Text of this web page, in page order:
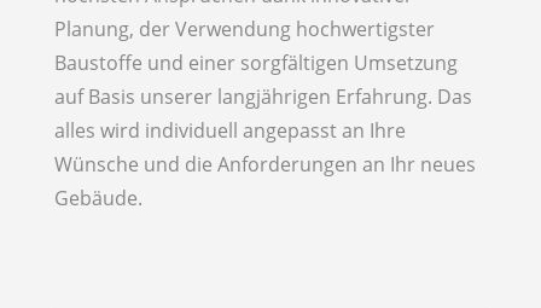
Planung, der Verwendung hochwertigster
Baustoffe und einer sorgfältigen Umsetzung
auf Basis unserer langjährigen Erfahrung. Das
alles wird individuell angepasst an Ihre
Wünsche und die Anforderungen an Ihr neues
Gebäude.